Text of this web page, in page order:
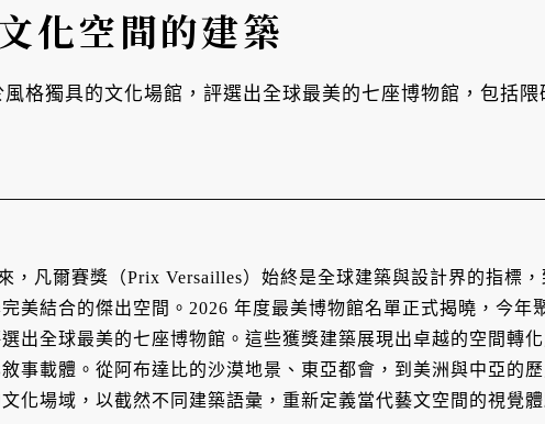
化空間的建築
格獨具的文化場館，評選出全球最美的七座博物館，包括隈
，凡爾賽獎（Prix Versailles）始終是全球建築與設計界的指標
美結合的傑出空間。2026 年度最美博物館名單正式揭曉，今年
出全球最美的七座博物館。這些獲獎建築展現出卓越的空間轉
事載體。從阿布達比的沙漠地景、東亞都會，到美洲與中亞的
化場域，以截然不同建築語彙，重新定義當代藝文空間的視覺體